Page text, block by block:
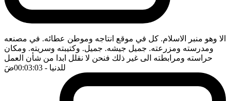
الا وهو منبر الاسلام. كل في موقع انتاجه وموطن عطائه. في مصنعه
ومدرسته ومزرعته. جميل جيشه. جميل. وكتيبته وسريته. ومكان
حراسته ومرابطته الى غير ذلك فنحن لا نقلل ابدا من شأن العمل
للدنيا - 00:03:03 ضَ